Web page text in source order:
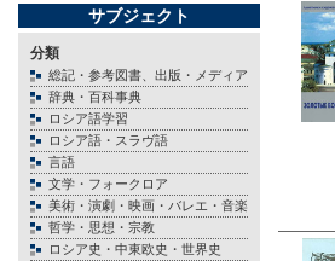
サブジェクト
分類
総記・参考図書、出版・メディア
辞典・百科事典
ロシア語学習
ロシア語・スラヴ語
言語
文学・フォークロア
美術・演劇・映画・バレエ・音楽
哲学・思想・宗教
ロシア史・中東欧史・世界史